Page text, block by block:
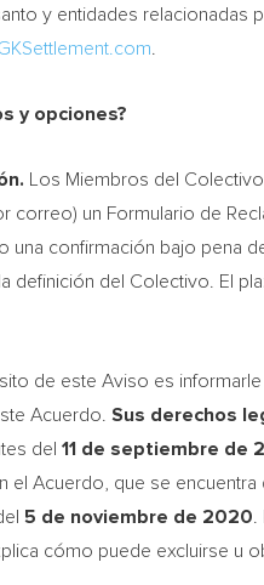
y entidades relacionadas
y opciones?
Los Miembros del
correo) un Formulario de
una confirmación bajo pena
definición del Colectivo. El
de este Aviso es
Acuerdo. Sus derechos
del 11 de septiembre de
el Acuerdo, que se
5 de noviembre de 2020
cómo puede excluirse u